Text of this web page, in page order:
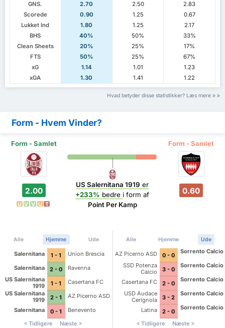
GNS.
2.70 2.50
2.83
Scorede
0.90 1.25
0.67
Lukket Ind
1.80 1.25
2.17
BHS
40% 50%
33%
Clean Sheets
20% 25%
17%
FTS
50% 25%
67%
xG
1.14 1.01
1.23
xGA
1.30 1.41 1.22
Hvad betyder disse statistikker? Læs mere
Form - Hvem Vinder?
Form - Samlet Form - Samlet
2.00
U V V U T
US Salernitana 1919 er
+233% bedre i form af
Point Per Kamp
0.60
Alle Hjemme Ude
Salernitana 1 - 1
Union Brescia
Salernitana
2 - 0
Ravenna
US Salernitana
1919
1 - 1
Casertana FC
US Salernitana
1919
2 - 1
AZ Picerno ASD
Salernitana
0 - 1
Benevento
Tidligere
Næste
Alle Hjemme Ude
AZ Picerno ASD 0 - 0
Sorrento Calcio
SSD Potenza
Calcio
3 - 0
Sorrento Calcio
Casertana FC 2 - 0
Sorrento Calcio
USD Audace
Cerignola
3 - 2
Sorrento Calcio
Latina 2 - 0
Sorrento Calcio
Tidligere Næste